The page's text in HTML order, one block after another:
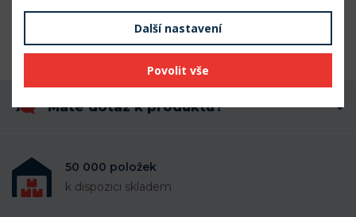
Máte dotaz k produktu?
50 000 položek
k dispozici skladem
Další nastavení
Povolit vše